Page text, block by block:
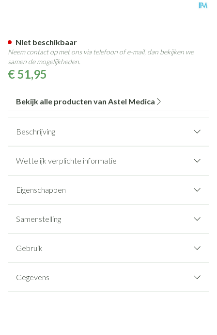
€ 51,95
Niet beschikbaar
Neem contact op met ons via telefoon of e-mail, dan bekijken we
samen de mogelijkheden.
Bekijk alle producten van Astel Medica
Beschrijving
Wettelijk verplichte informatie
Eigenschappen
Samenstelling
Gebruik
Gegevens